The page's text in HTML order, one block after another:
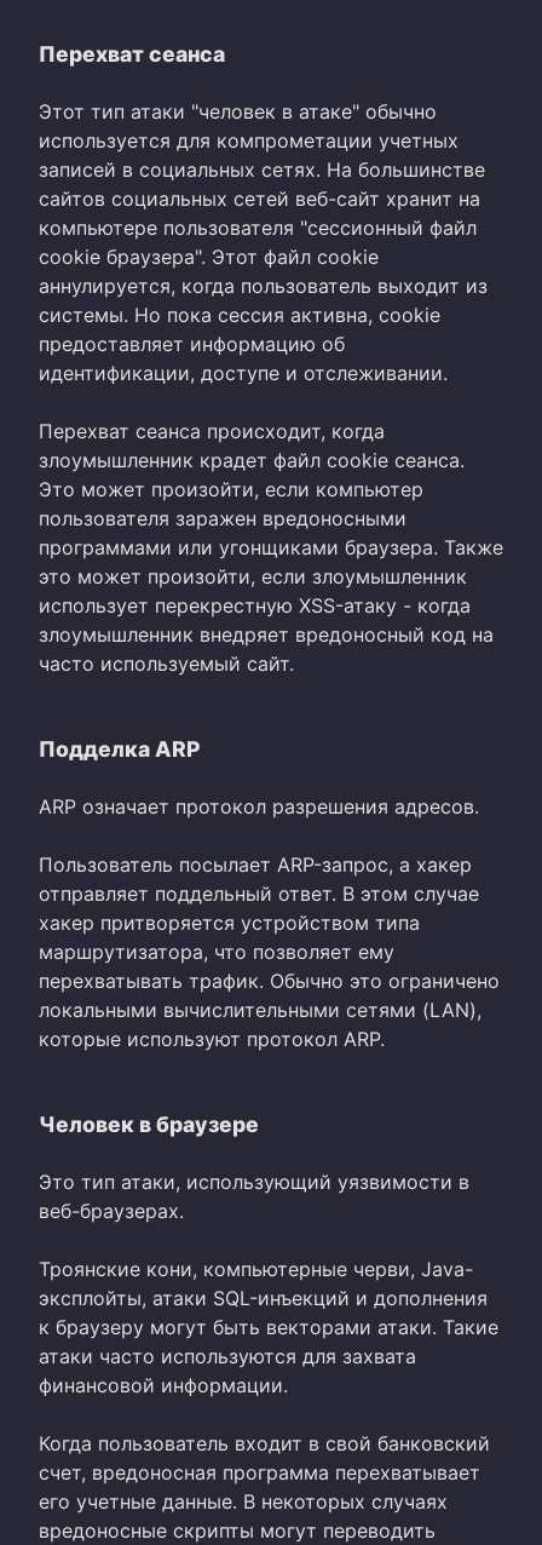
Перехват сеанса
Этот тип атаки "человек в атаке" обычно
используется для компрометации учетных
записей в социальных сетях. На большинстве
сайтов социальных сетей веб-сайт хранит на
компьютере пользователя "сессионный файл
cookie браузера". Этот файл cookie
аннулируется, когда пользователь выходит из
системы. Но пока сессия активна, cookie
предоставляет информацию об
идентификации, доступе и отслеживании.
Перехват сеанса происходит, когда
злоумышленник крадет файл cookie сеанса.
Это может произойти, если компьютер
пользователя заражен вредоносными
программами или угонщиками браузера. Также
это может произойти, если злоумышленник
использует перекрестную XSS-атаку - когда
злоумышленник внедряет вредоносный код на
часто используемый сайт.
Подделка ARP
ARP означает протокол разрешения адресов.
Пользователь посылает ARP-запрос, а хакер
отправляет поддельный ответ. В этом случае
хакер притворяется устройством типа
маршрутизатора, что позволяет ему
перехватывать трафик. Обычно это ограничено
локальными вычислительными сетями (LAN),
которые используют протокол ARP.
Человек в браузере
Это тип атаки, использующий уязвимости в
веб-браузерах.
Троянские кони, компьютерные черви, Java-
эксплойты, атаки SQL-инъекций и дополнения
к браузеру могут быть векторами атаки. Такие
атаки часто используются для захвата
финансовой информации.
Когда пользователь входит в свой банковский
счет, вредоносная программа перехватывает
его учетные данные. В некоторых случаях
вредоносные скрипты могут переводить